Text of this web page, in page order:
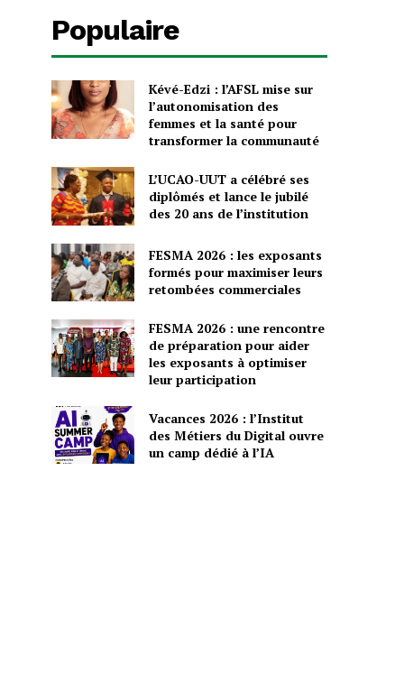
Populaire
Kévé-Edzi : l’AFSL mise sur
l’autonomisation des
femmes et la santé pour
transformer la communauté
L’UCAO-UUT a célébré ses
diplômés et lance le jubilé
des 20 ans de l’institution
FESMA 2026 : les exposants
formés pour maximiser leurs
retombées commerciales
FESMA 2026 : une rencontre
de préparation pour aider
les exposants à optimiser
leur participation
Vacances 2026 : l’Institut
des Métiers du Digital ouvre
un camp dédié à l’IA